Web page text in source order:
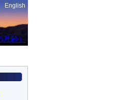
English